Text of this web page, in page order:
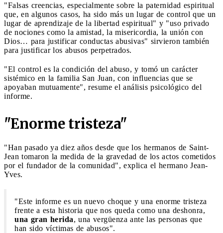
"Falsas creencias, especialmente sobre la paternidad espiritual
que, en algunos casos, ha sido más un lugar de control que un
lugar de aprendizaje de la libertad espiritual" y "uso privado
de nociones como la amistad, la misericordia, la unión con
Dios… para justificar conductas abusivas" sirvieron también
para justificar los abusos perpetrados.
"El control es la condición del abuso, y tomó un carácter
sistémico en la familia San Juan, con influencias que se
apoyaban mutuamente", resume el análisis psicológico del
informe.
"Enorme tristeza"
"Han pasado ya diez años desde que los hermanos de Saint-
Jean tomaron la medida de la gravedad de los actos cometidos
por el fundador de la comunidad", explica el hermano Jean-
Yves.
"Este informe es un nuevo choque y una enorme tristeza
frente a esta historia que nos queda como una deshonra,
una gran herida, una vergüenza ante las personas que
han sido víctimas de abusos".